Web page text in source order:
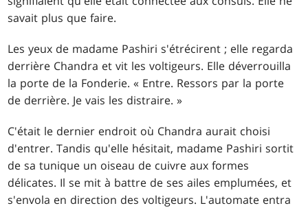
savait plus que faire.
Les yeux de madame Pashiri s'étrécirent ; elle regarda
derrière Chandra et vit les voltigeurs. Elle déverrouilla
la porte de la Fonderie. « Entre. Ressors par la porte
de derrière. Je vais les distraire. »
C'était le dernier endroit où Chandra aurait choisi
d'entrer. Tandis qu'elle hésitait, madame Pashiri sortit
de sa tunique un oiseau de cuivre aux formes
délicates. Il se mit à battre de ses ailes emplumées, et
s'envola en direction des voltigeurs. L'automate entra